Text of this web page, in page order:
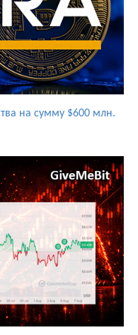
на сумму $600 млн.